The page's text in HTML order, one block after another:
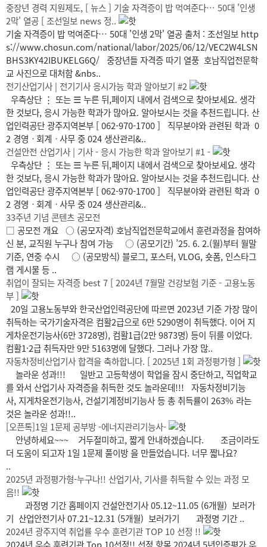
중장년 경력 지원제도, [ 뉴스 ] 기술 자격증이 밥 먹여준다… 50대 '인생
2막' 열공 [ 조선일보 news 정..
기술 자격증이 밥 먹여준다… 50대 '인생 2막' 열공 출처 : 조선일보 http
s://www.chosun.com/national/labor/2025/06/12/VEC2W4LSN
BHS3KY42IBUKELG6Q/ 중장년들 자격증 따기 열풍 호남직업전문학
교 사진으로 대처함 &nbs..
전기산업기사 | 전기기사 응시가능 학과 알아보기 #2
우측상단 ⋮ 또는 ☰ 누른 뒤,페이지 내에서 검색으로 찾아보세요. 생각
한 것보다, 응시 가능한 학과가 많아요. 알아보시는 것을 추천드립니다. 산
업인력공단 광주지역본부 [ 062-970-1700 ] 직무분야와 관련된 학과 0
2 경영ㆍ회계ㆍ사무 중 024 생산관리&..
건설안전 산업기사 | 기사 - 응시 가능한 학과 알아보기 #1 -
우측상단 ⋮ 또는 ☰ 누른 뒤,페이지 내에서 검색으로 찾아보세요. 생각
한 것보다, 응시 가능한 학과가 많아요. 알아보시는 것을 추천드립니다. 산
업인력공단 광주지역본부 [ 062-970-1700 ] 직무분야와 관련된 학과 0
2 경영ㆍ회계ㆍ사무 중 024 생산관리&..
33주년 기념 콘텐츠 공모전
□ 공모전 개요 ○ (공모자격) 호남직업전문학교에서 훈련과정을 참여하
신 분, 교직원 누구나 참여 가능 ○ (공모기간) ’25. 6. 2.(월)부터 월말
기준, 연중 수시 ○ (공모방식) 블로그, 포스터, VLOG, 숏폼, 인스타그
램 게시물 등 ..
취업이 잘되는 자격증 best 7 [ 2024년 7월말 건강보험 기준 - 고용노동
부 ]
20일 고용노동부와 한국산업인력공단에 따르면 2023년 기준 가장 많이
취득하는 국가기술자격은 컴활2급으로 6만 5290명이 취득했다. 이어 지
게차운전기능사(6만 3728명), 컴활1급(2만 9873명) 등이 뒤를 이었다.
컴활1·2급 취득자만 9만 5163명에 달했다. 그러나 가장 많..
자동차정비산업기사 합격을 축하합니다. [ 2025년 1회 과정평가형 ]
놀라운 성과!!! 일반고 고등학생이 학업을 잠시 중단하고, 직업학교
를 와서 산업기사 자격증을 취득한 것도 놀라운데!!! 자동차정비기능
사, 지게차운전기능사, 건설기계정비기능사 등 총 취득률이 263% 라는
것은 놀라운 성과!!..
[오픈톡]1일 1문제 공부방 -에너지관리기능사-
안녕하세요~~~ ​ 거두절미하고, 짧게 안내하겠습니다. 조금이라도
더 도움이 되고자 1일 1문제 풀이방 을 만들었습니다. ​ ​ 너무 짧나요?
..
2025년 과정평가형-누구나!! 산업기사, 기사를 취득할 수 있는 과정 모
음!!
과정명 기간 홈페이지 건설안전기사 05.12~11.05 (6개월) 보러가
기 산업안전기사 07.21~12.31 (5개월) 보러가기 과정명 기간 ..
2024년 광주지역 취업률 우수 훈련기관 TOP 10 선정 !!